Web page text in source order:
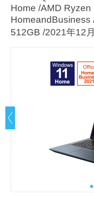
Home /AMD Ryzen
HomeandBusiness
512GB /2021年12